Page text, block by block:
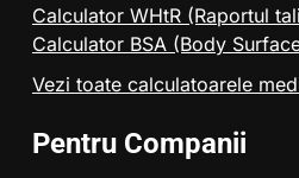
Calculator WHtR (Raportul
Calculator BSA (Body
Vezi toate calculatoarele
Pentru Companii